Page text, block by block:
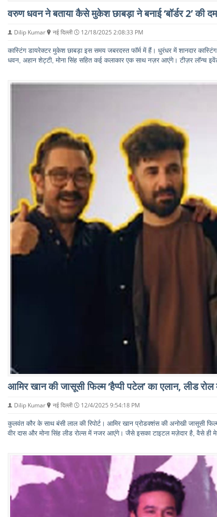
वरुण धवन ने बताया कैसे मुकेश छाबड़ा ने बनाई ‘बॉर्डर 2’ की
Dilip Kumar नई दिल्ली 12/18/2025 2:08:33 PM
कास्टिंग डायरेक्टर मुकेश छाबड़ा इस समय जबरदस्त फॉर्म में हैं। धुरंधर में शानदार
धवन, अहान शेट्टी, मोना सिंह सहित कई कलाकार एक साथ नज़र आएंगे। टीज़र लॉन्च
आमिर खान की जासूसी फिल्म ‘हैप्पी पटेल’ का एलान, लीड रोल
Dilip Kumar नई दिल्ली 12/4/2025 9:54:18 PM
कुलवंत कौर के साथ बंसी लाल की रिपोर्ट। आमिर खान प्रोडक्शंस की अनोखी जासूसी
वीर दास और मोना सिंह लीड रोल्स में नजर आएंगे। जैसे इसका टाइटल मज़ेदार है, वैसे ही